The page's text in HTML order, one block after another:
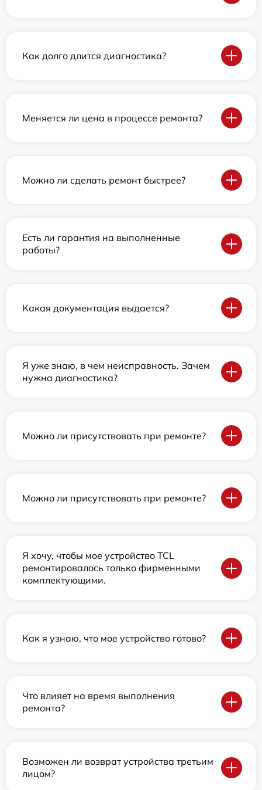
Как долго длится диагностика?
Меняется ли цена в процессе ремонта?
Можно ли сделать ремонт быстрее?
Есть ли гарантия на выполненные
работы?
Какая документация выдается?
Я уже знаю, в чем неисправность. Зачем
нужна диагностика?
Можно ли присутствовать при ремонте?
Можно ли присутствовать при ремонте?
Я хочу, чтобы мое устройство TCL
ремонтировалось только фирменными
комплектующими.
Как я узнаю, что мое устройство готово?
Что влияет на время выполнения
ремонта?
Возможен ли возврат устройства третьим
лицом?